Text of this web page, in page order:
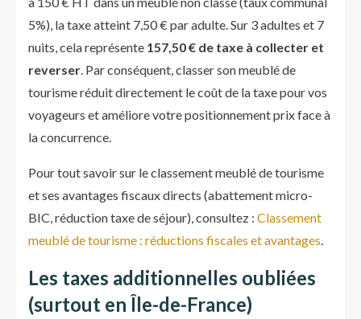
5%), la taxe atteint 7,50 € par adulte. Sur 3 adultes et 7
nuits, cela représente 157,50 € de taxe à collecter et
reverser. Par conséquent, classer son meublé de
tourisme réduit directement le coût de la taxe pour vos
voyageurs et améliore votre positionnement prix face à
la concurrence.
Pour tout savoir sur le classement meublé de tourisme
et ses avantages fiscaux directs (abattement micro-
BIC, réduction taxe de séjour), consultez : Classement
meublé de tourisme : réductions fiscales et avantages.
Les taxes additionnelles oubliées
(surtout en Île-de-France)